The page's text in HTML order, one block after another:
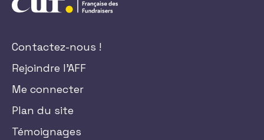
Contactez-nous !
Rejoindre l'AFF
Me connecter
Plan du site
Témoignages